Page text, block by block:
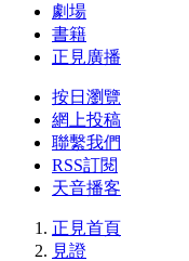
劇場
書籍
正見廣播
按日瀏覽
網上投稿
聯繫我們
RSS訂閱
天音播客
正見首頁
見證